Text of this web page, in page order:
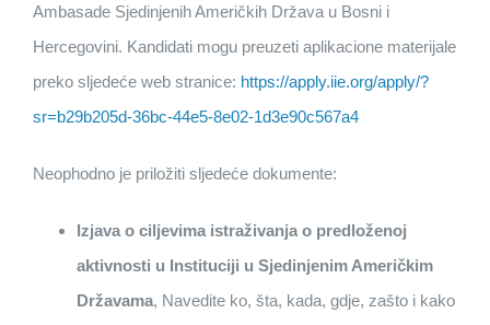
Ambasade Sjedinjenih Američkih Država u Bosni i
Hercegovini. Kandidati mogu preuzeti aplikacione materijale
preko sljedeće web stranice: https://apply.iie.org/apply/?
sr=b29b205d-36bc-44e5-8e02-1d3e90c567a4
Neophodno je priložiti sljedeće dokumente:
Izjava o ciljevima istraživanja o predloženoj
aktivnosti u Instituciji u Sjedinjenim Američkim
Državama, Navedite ko, šta, kada, gdje, zašto i kako